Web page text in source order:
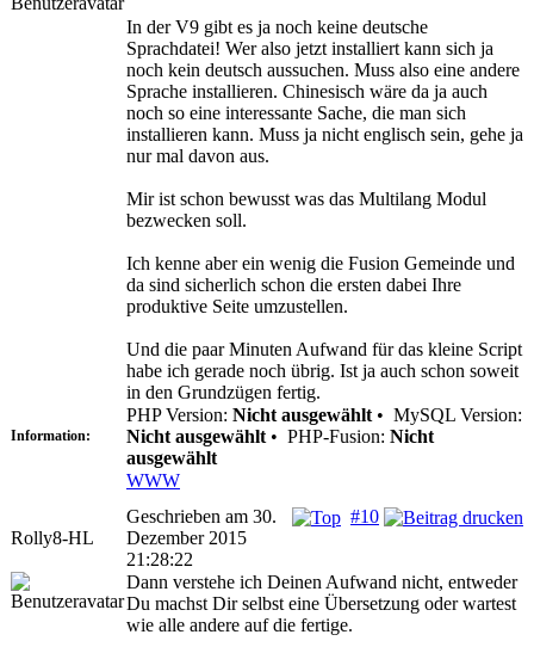
In der V9 gibt es ja noch keine deutsche
Sprachdatei! Wer also jetzt installiert kann sich ja
noch kein deutsch aussuchen. Muss also eine andere
Sprache installieren. Chinesisch wäre da ja auch
noch so eine interessante Sache, die man sich
installieren kann. Muss ja nicht englisch sein, gehe ja
nur mal davon aus.
Mir ist schon bewusst was das Multilang Modul
bezwecken soll.
Ich kenne aber ein wenig die Fusion Gemeinde und
da sind sicherlich schon die ersten dabei Ihre
produktive Seite umzustellen.
Und die paar Minuten Aufwand für das kleine Script
habe ich gerade noch übrig. Ist ja auch schon soweit
in den Grundzügen fertig.
Information:
PHP Version: Nicht ausgewählt • MySQL Version:
Nicht ausgewählt • PHP-Fusion: Nicht
ausgewählt
WWW
Rolly8-HL
#10
Geschrieben am 30.
Dezember 2015
21:28:22
Dann verstehe ich Deinen Aufwand nicht, entweder
Du machst Dir selbst eine Übersetzung oder wartest
wie alle andere auf die fertige.